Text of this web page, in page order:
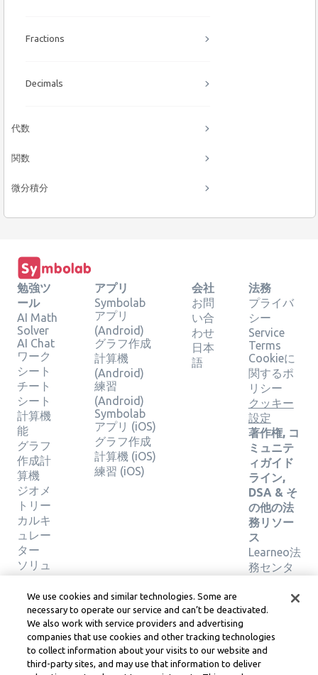
Fractions
Decimals
代数
関数
微分積分
勉強ツ
ール
AI Math
Solver
AI Chat
ワーク
シート
チート
シート
計算機
能
グラフ
作成計
算機
ジオメ
トリー
カルキ
ュレー
ター
ソリュ
ーショ
ンの検
証
アプリ
Symbolab
アプリ
(Android)
グラフ作成
計算機
(Android)
練習
(Android)
Symbolab
アプリ (iOS)
グラフ作成
計算機 (iOS)
練習 (iOS)
会社
お問
い合
わせ
日本
語
法務
プライバ
シー
Service
Terms
Cookieに
関するポ
リシー
クッキー
設定
著作権, コ
ミュニテ
ィガイド
ライン,
DSA & そ
の他の法
務リソー
ス
Learneo法
務センタ
サービス
Symbolab, a Learneo, Inc. business
© Learneo, Inc. 2024
We use cookies and similar technologies. Some are
necessary to operate our service and can’t be deactivated.
We also work with service providers and advertising
companies that use cookies and other tracking technologies
to collect information about your visits to our website and
third-party sites, and may use that information to deliver